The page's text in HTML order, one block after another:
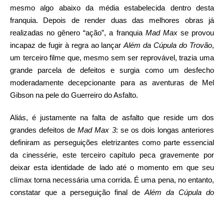
mesmo algo abaixo da média estabelecida dentro desta
franquia. Depois de render duas das melhores obras já
realizadas no gênero “ação”, a franquia Mad Max se provou
incapaz de fugir à regra ao lançarAlém da Cúpula do Trovão,
um terceiro filme que, mesmo sem ser reprovável, trazia uma
grande parcela de defeitos e surgia como um desfecho
moderadamente decepcionante para as aventuras de Mel
Gibson na pele do Guerreiro do Asfalto.
Aliás, é justamente na falta de asfalto que reside um dos
grandes defeitos deMad Max 3: se os dois longas anteriores
definiram as perseguições eletrizantes como parte essencial
da cinessérie, este terceiro capítulo peca gravemente por
deixar esta identidade de lado até o momento em que seu
clímax torna necessária uma corrida. É uma pena, no entanto,
constatar que a perseguição final de Além da Cúpula do